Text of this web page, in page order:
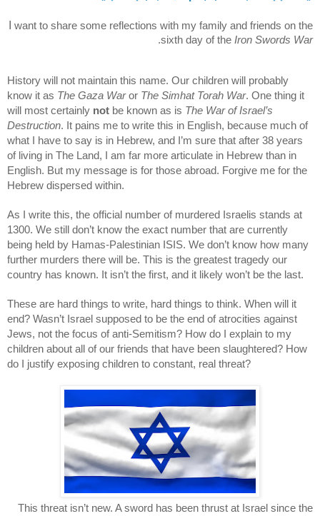
want to share some reflections with my family and friends on the
sixth day of the Iron Swords War
.
History will not maintain this name. Our children will probably
know it as The Gaza Waror The Simhat Torah War. One thing it
will most certainly not be known as is The War of Israel’s
Destruction. It pains me to write this in English, because much of
what I have to say is in Hebrew, and I’m sure that after 38 years
of living in The Land, I am far more articulate in Hebrew than in
English. But my message is for those abroad. Forgive me for the
Hebrew dispersed within.
As I write this, the official number of murdered Israelis stands at
1300. We still don’t know the exact number that are currently
being held by Hamas-Palestinian ISIS. We don’t know how many
further murders there will be. This is the greatest tragedy our
country has known. It isn’t the first, and it likely won’t be the last.
These are hard things to write, hard things to think. When will it
end? Wasn’t Israel supposed to be the end of atrocities against
Jews, not the focus of anti-Semitism? How do I explain to my
children about all of our friends that have been slaughtered? How
do I justify exposing children to constant, real threat?
This threat isn’t new. A sword has been thrust at Israel since the